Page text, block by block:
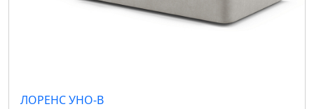
ЛОРЕНС УНО-В